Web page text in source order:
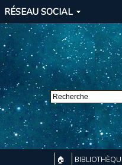
RÉSEAU SOCIAL
🏠